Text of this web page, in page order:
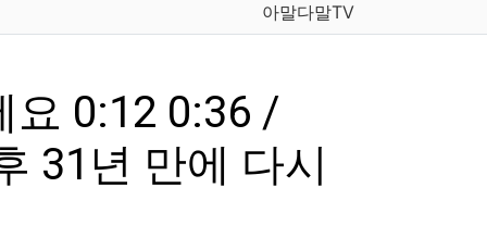
아말다말TV
요 0:12 0:36 /
31년 만에 다시